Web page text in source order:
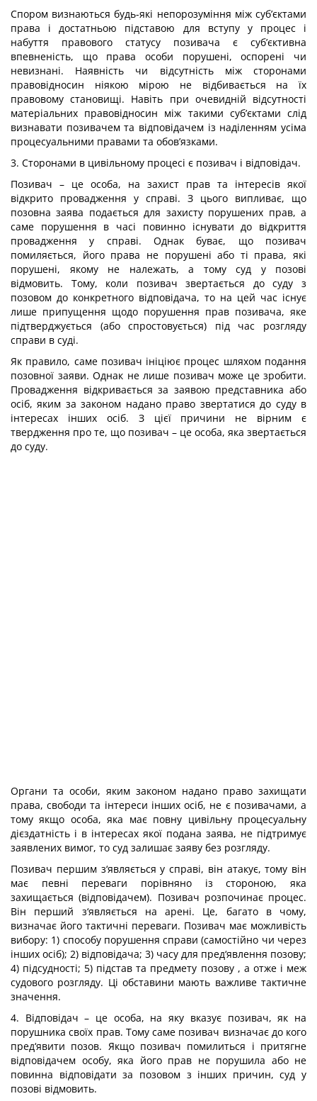
Спором визнаються будь-які непорозуміння між суб’єктами
права і достатньою підставою для вступу у процес і
набуття правового статусу позивача є суб’єктивна
впевненість, що права особи порушені, оспорені чи
невизнані. Наявність чи відсутність між сторонами
правовідносин ніякою мірою не відбивається на їх
правовому становищі. Навіть при очевидній відсутності
матеріальних правовідносин між такими суб’єктами слід
визнавати позивачем та відповідачем із наділенням усіма
процесуальними правами та обов’язками.
3. Сторонами в цивільному процесі є позивач і відповідач.
Позивач – це особа, на захист прав та інтересів якої
відкрито провадження у справі. З цього випливає, що
позовна заява подається для захисту порушених прав, а
саме порушення в часі повинно існувати до відкриття
провадження у справі. Однак буває, що позивач
помиляється, його права не порушені або ті права, які
порушені, якому не належать, а тому суд у позові
відмовить. Тому, коли позивач звертається до суду з
позовом до конкретного відповідача, то на цей час існує
лише припущення щодо порушення прав позивача, яке
підтверджується (або спростовується) під час розгляду
справи в суді.
Як правило, саме позивач ініціює процес шляхом подання
позовної заяви. Однак не лише позивач може це зробити.
Провадження відкривається за заявою представника або
осіб, яким за законом надано право звертатися до суду в
інтересах інших осіб. З цієї причини не вірним є
твердження про те, що позивач – це особа, яка звертається
до суду.
Органи та особи, яким законом надано право захищати
права, свободи та інтереси інших осіб, не є позивачами, а
тому якщо особа, яка має повну цивільну процесуальну
дієздатність і в інтересах якої подана заява, не підтримує
заявлених вимог, то суд залишає заяву без розгляду.
Позивач першим з‘являється у справі, він атакує, тому він
має певні переваги порівняно із стороною, яка
захищається (відповідачем). Позивач розпочинає процес.
Він перший з‘являється на арені. Це, багато в чому,
визначає його тактичні переваги. Позивач має можливість
вибору: 1) способу порушення справи (самостійно чи через
інших осіб); 2) відповідача; 3) часу для пред‘явлення позову;
4) підсудності; 5) підстав та предмету позову , а отже і меж
судового розгляду. Ці обставини мають важливе тактичне
значення.
4. Відповідач – це особа, на яку вказує позивач, як на
порушника своїх прав. Тому саме позивач визначає до кого
пред‘явити позов. Якщо позивач помилиться і притягне
відповідачем особу, яка його прав не порушила або не
повинна відповідати за позовом з інших причин, суд у
позові відмовить.